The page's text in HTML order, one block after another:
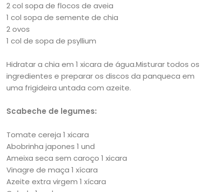
2 col sopa de flocos de aveia
1 col sopa de semente de chia
2 ovos
1 col de sopa de psyllium
Hidratar a chia em 1 xicara de água.Misturar todos os
ingredientes e preparar os discos da panqueca em
uma frigideira untada com azeite.
Scabeche de legumes:
Tomate cereja 1 xicara
Abobrinha japones 1 und
Ameixa seca sem caroço 1 xicara
Vinagre de maça 1 xícara
Azeite extra virgem 1 xícara